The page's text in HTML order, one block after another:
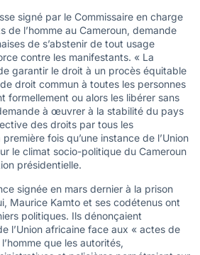
signé par le Commissaire en charge
de l’homme au Cameroun, demande
de s’abstenir de tout usage
contre les manifestants. « La
garantir le droit à un procès équitable
droit commun à toutes les personnes
formellement ou alors les libérer sans
à œuvrer à la stabilité du pays
des droits par tous les
première fois qu’une instance de l’Union
le climat socio-politique du Cameroun
présidentielle.
signée en mars dernier à la prison
Maurice Kamto et ses codétenus ont
politiques. Ils dénonçaient
l’Union africaine face aux « actes de
que les autorités,